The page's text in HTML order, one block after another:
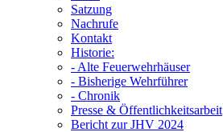
Satzung
Nachrufe
Kontakt
Historie:
- Alte Feuerwehrhäuser
- Bisherige Wehrführer
- Chronik
Presse & Öffentlichkeitsarbeit
Bericht zur JHV 2024